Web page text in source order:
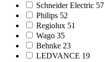
Schneider Electric 57
Philips 52
Regiolux 51
Wago 35
Behnke 23
LEDVANCE 19